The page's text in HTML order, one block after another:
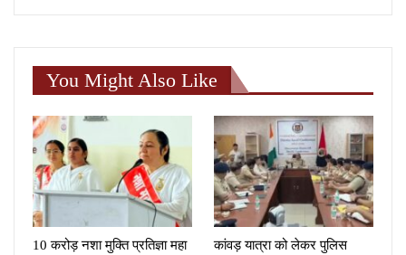
You Might Also Like
10 करोड़ नशा मुक्ति प्रतिज्ञा महा
कांवड़ यात्रा को लेकर पुलिस